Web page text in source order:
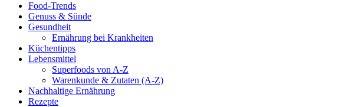
Food-Trends
Genuss & Sünde
Gesundheit
Ernährung bei Krankheiten
Küchentipps
Lebensmittel
Superfoods von A-Z
Warenkunde & Zutaten (A-Z)
Nachhaltige Ernährung
Rezepte